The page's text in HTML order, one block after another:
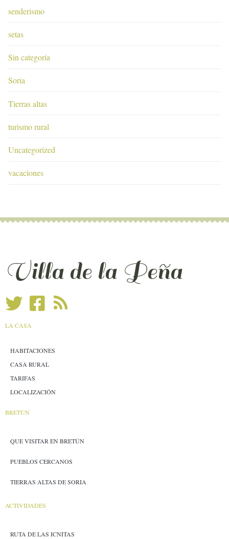
senderismo
setas
Sin categoría
Soria
Tierras altas
turismo rural
Uncategorized
vacaciones
Villa de la Peña
LA CASA
HABITACIONES
CASA RURAL
TARIFAS
LOCALIZACIÓN
BRETÚN
QUE VISITAR EN BRETÚN
PUEBLOS CERCANOS
TIERRAS ALTAS DE SORIA
ACTIVIDADES
RUTA DE LAS ICNITAS